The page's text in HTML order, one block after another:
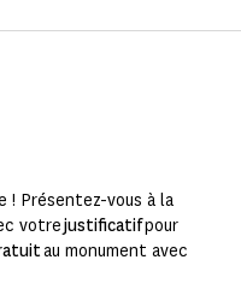
! Présentez-vous à la
votrejustificatifpour
au monument avec